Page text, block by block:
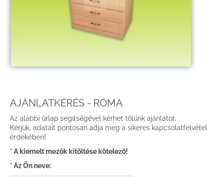
AJÁNLATKÉRÉS - RÓMA
Az alábbi űrlap segítségével kérhet tőlünk ajánlatot.
Kérjük, adatait pontosan adja meg a sikeres kapcsolatfelvétel
érdekében!
* A kiemelt mezők kitöltése kötelező!
* Az Ön neve: